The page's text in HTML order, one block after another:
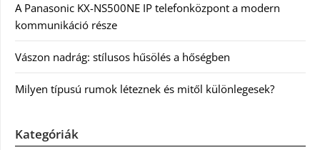
A Panasonic KX-NS500NE IP telefonközpont a modern
kommunikáció része
Vászon nadrág: stílusos hűsölés a hőségben
Milyen típusú rumok léteznek és mitől különlegesek?
Kategóriák